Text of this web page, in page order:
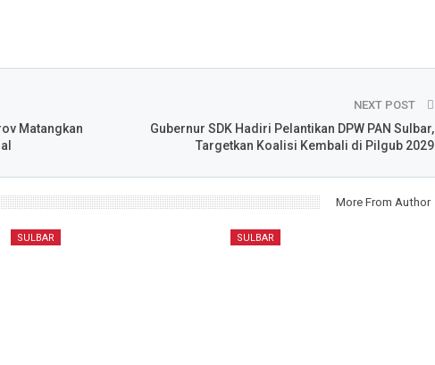
Matangkan
NEXT POST
Gubernur SDK Hadiri Pelantikan DPW PAN Sulbar,
Targetkan Koalisi Kembali di Pilgub 2029
More From Author
SULBAR SULBAR